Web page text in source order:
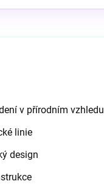
v přírodním vzhledu
linie
design